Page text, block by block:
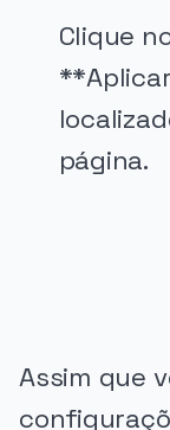
Clique
página.
Assim que